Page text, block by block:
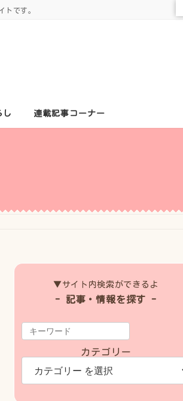
トです。
し 連載記事コーナー
▼サイト内検索ができるよ
- 記事・情報を探す -
カテゴリー